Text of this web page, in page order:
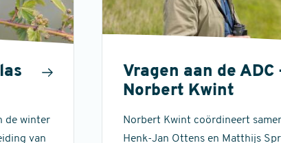
de winter
van
Vragen aan de ADC
Norbert Kwint
Norbert Kwint coördineert
Henk-Jan Ottens en Matthijs